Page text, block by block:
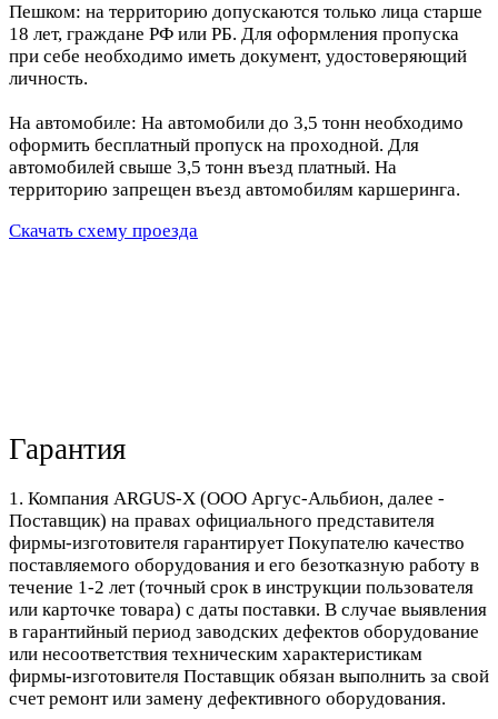
Пешком: на территорию допускаются только лица старше
18 лет, граждане РФ или РБ. Для оформления пропуска
при себе необходимо иметь документ, удостоверяющий
личность.
На автомобиле: На автомобили до 3,5 тонн необходимо
оформить бесплатный пропуск на проходной. Для
автомобилей свыше 3,5 тонн въезд платный. На
территорию запрещен въезд автомобилям каршеринга.
Скачать схему проезда
Гарантия
1. Компания ARGUS-X (ООО Аргус-Альбион, далее -
Поставщик) на правах официального представителя
фирмы-изготовителя гарантирует Покупателю качество
поставляемого оборудования и его безотказную работу в
течение 1-2 лет (точный срок в инструкции пользователя
или карточке товара) с даты поставки. В случае выявления
в гарантийный период заводских дефектов оборудование
или несоответствия техническим характеристикам
фирмы-изготовителя Поставщик обязан выполнить за свой
счет ремонт или замену дефективного оборудования.